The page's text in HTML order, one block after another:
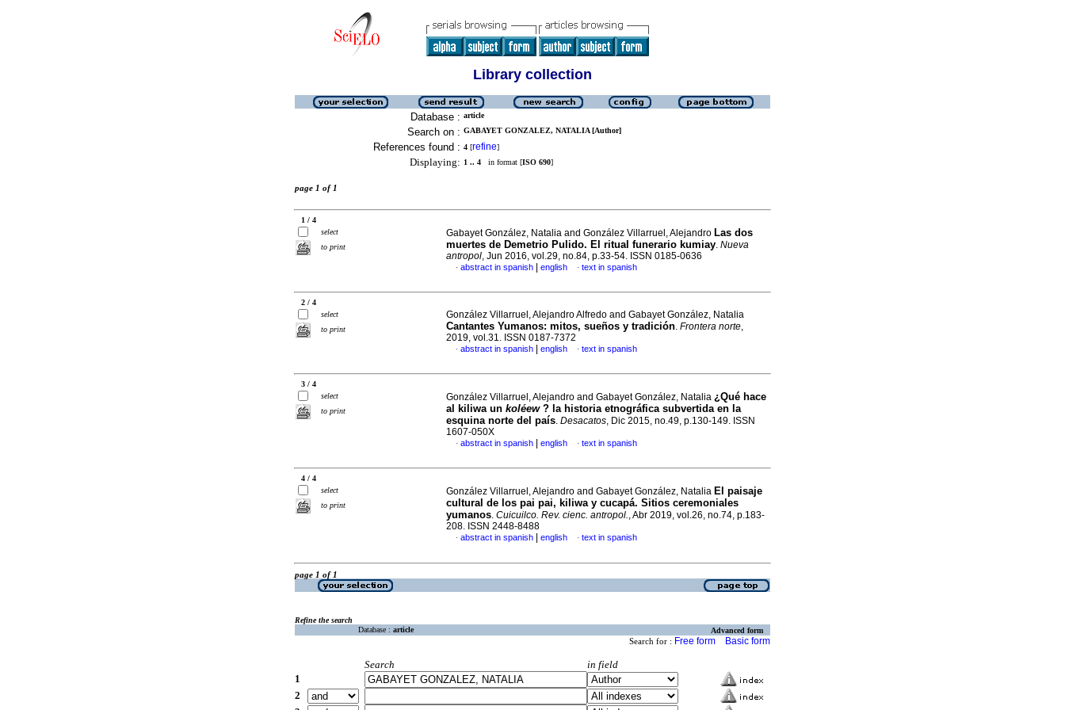
Library collection
Database : article
Search on : GABAYET GONZALEZ, NATALIA [Author]
References found : 4 [refine]
Displaying: 1 .. 4 in format [ISO 690]
page 1 of 1
1 / 4
select
to print
Gabayet González, Natalia and González Villarruel, Alejandro Las dos
muertes de Demetrio Pulido. El ritual funerario kumiay. Nueva
antropol, Jun 2016, vol.29, no.84, p.33-54. ISSN 0185-0636
· abstract in spanish english · text in spanish
2 / 4
select
to print
González Villarruel, Alejandro Alfredo and Gabayet González, Natalia
Cantantes Yumanos: mitos, sueños y tradición. Frontera norte,
2019, vol.31. ISSN 0187-7372
· abstract in spanish english · text in spanish
3 / 4
select
to print
González Villarruel, Alejandro and Gabayet González, Natalia ¿Qué hace
al kiliwa un koléew? la historia etnográfica subvertida en la
esquina norte del país. Desacatos, Dic 2015, no.49, p.130-149. ISSN
1607-050X
· abstract in spanish english · text in spanish
4 / 4
select
to print
González Villarruel, Alejandro and Gabayet González, Natalia El paisaje
cultural de los pai pai, kiliwa y cucapá. Sitios ceremoniales
yumanos. Cuicuilco. Rev. cienc. antropol., Abr 2019, vol.26, no.74, p.183-
208. ISSN 2448-8488
· abstract in spanish english · text in spanish
page 1 of 1
Refine the search
Database : article Advanced form
Search for : Free form Basic form
Search
in field
1
2